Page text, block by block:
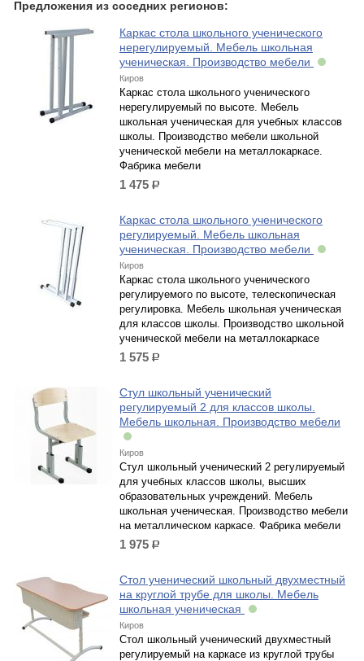
Предложения из соседних регионов:
Каркас стола школьного ученического
нерегулируемый. Мебель школьная
ученическая. Производство мебели
Киров
Каркас стола школьного ученического
нерегулируемый по высоте. Мебель
школьная ученическая для учебных классов
школы. Производство мебели школьной
ученической мебели на металлокаркасе.
Фабрика мебели
1 475 р.
Каркас стола школьного ученического
регулируемый. Мебель школьная
ученическая. Производство мебели
Киров
Каркас стола школьного ученического
регулируемого по высоте, телескопическая
регулировка. Мебель школьная ученическая
для классов школы. Производство школьной
ученической мебели на металлокаркасе
1 575 р.
Стул школьный ученический
регулируемый 2 для классов школы.
Мебель школьная. Производство мебели
Киров
Стул школьный ученический 2 регулируемый
для учебных классов школы, высших
образовательных учреждений. Мебель
школьная ученическая. Производство мебели
на металлическом каркасе. Фабрика мебели
1 975 р.
Стол ученический школьный двухместный
на круглой трубе для школы. Мебель
школьная ученическая
Киров
Стол школьный ученический двухместный
регулируемый на каркасе из круглой трубы